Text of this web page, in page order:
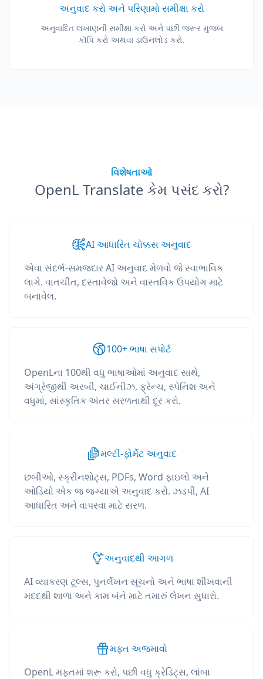
અનુવાદ કરો અને પરિણામો સમીક્ષા કરો
અનુવાદિત લખાણની સમીક્ષા કરો અને પછી જરૂર મુજબ
કૉપિ કરો અથવા ડાઉનલોડ કરો.
વિશેષતાઓ
OpenL Translate કેમ પસંદ કરો?
AI આધારિત ચોક્કસ અનુવાદ
એવા સંદર્ભ-સમજદાર AI અનુવાદ મેળવો જે સ્વાભાવિક
લાગે. વાતચીત, દસ્તાવેજો અને વાસ્તવિક ઉપયોગ માટે
બનાવેલ.
100+ ભાષા સપોર્ટ
OpenLના 100થી વધુ ભાષાઓમાં અનુવાદ સાથે,
અંગ્રેજીથી અરબી, ચાઈનીઝ, ફ્રેન્ચ, સ્પેનિશ અને
વધુમાં, સાંસ્કૃતિક અંતર સરળતાથી દૂર કરો.
મલ્ટી-ફોર્મેટ અનુવાદ
છબીઓ, સ્ક્રીનશોટ્સ, PDFs, Word ફાઇલો અને
ઓડિયો એક જ જગ્યાએ અનુવાદ કરો. ઝડપી, AI
આધારિત અને વાપરવા માટે સરળ.
અનુવાદથી આગળ
AI વ્યાકરણ ટૂલ્સ, પુનર્લેખન સૂચનો અને ભાષા શીખવાની
મદદથી શાળા અને કામ બંને માટે તમારું લેખન સુધારો.
મફત અજમાવો
OpenL મફતમાં શરૂ કરો, પછી વધુ ક્રેડિટ્સ, લાંબા